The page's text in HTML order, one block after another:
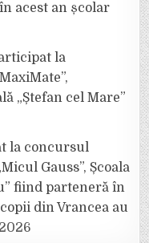
acest an școlar
la
„Ștefan cel Mare”
la concursul
Gauss”, Școala
fiind parteneră în
din Vrancea au